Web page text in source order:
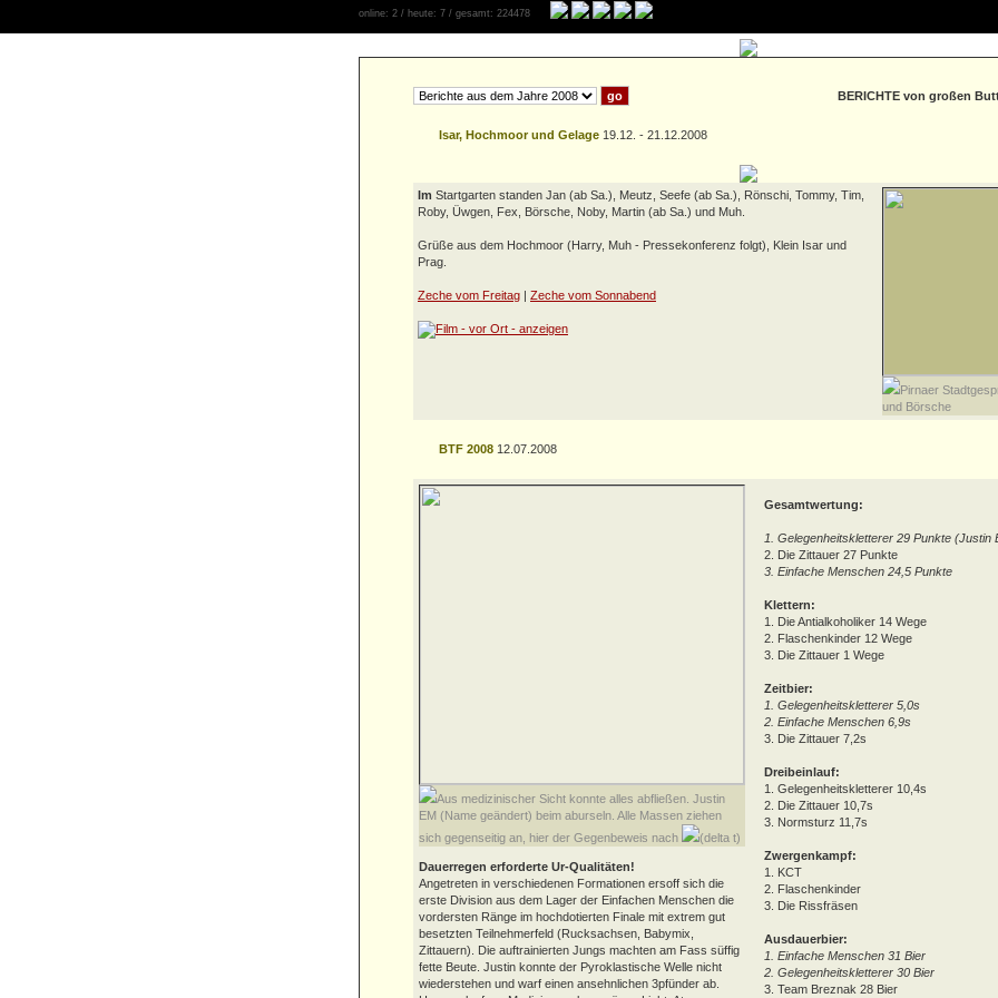
online: 2 / heute: 7 / gesamt: 224478
BERICHTE von großen
Isar, Hochmoor und Gelage 19.12. - 21.12.2008
Im Startgarten standen Jan (ab Sa.), Meutz, Seefe (ab Sa.), Rönschi, Tommy, Tim,
Roby, Üwgen, Fex, Börsche, Noby, Martin (ab Sa.) und Muh.
Grüße aus dem Hochmoor (Harry, Muh - Pressekonferenz folgt), Klein Isar und
Prag.
Zeche vom Freitag | Zeche vom Sonnabend
Pirnaer
und Börsche
BTF 2008 12.07.2008
Aus medizinischer Sicht konnte alles abfließen. Justin
EM (Name geändert) beim aburseln. Alle Massen ziehen
sich gegenseitig an, hier der Gegenbeweis nach
(delta t)
Dauerregen erforderte Ur-Qualitäten!
Angetreten in verschiedenen Formationen ersoff sich die
erste Division aus dem Lager der Einfachen Menschen die
vordersten Ränge im hochdotierten Finale mit extrem gut
besetzten Teilnehmerfeld (Rucksachsen, Babymix,
Zittauern). Die auftrainierten Jungs machten am Fass süffig
fette Beute. Justin konnte der Pyroklastische Welle nicht
wiederstehen und warf einen ansehnlichen 3pfünder ab.
Gesamtwertung:
1. Gelegenheitskletterer 29 Punkte (Justin
2. Die Zittauer 27 Punkte
3. Einfache Menschen 24,5 Punkte
Klettern:
1. Die Antialkoholiker 14 Wege
2. Flaschenkinder 12 Wege
3. Die Zittauer 1 Wege
Zeitbier:
1. Gelegenheitskletterer 5,0s
2. Einfache Menschen 6,9s
3. Die Zittauer 7,2s
Dreibeinlauf:
1. Gelegenheitskletterer 10,4s
2. Die Zittauer 10,7s
3. Normsturz 11,7s
Zwergenkampf:
1. KCT
2. Flaschenkinder
3. Die Rissfräsen
Ausdauerbier:
1. Einfache Menschen 31 Bier
2. Gelegenheitskletterer 30 Bier
3. Team Breznak 28 Bier